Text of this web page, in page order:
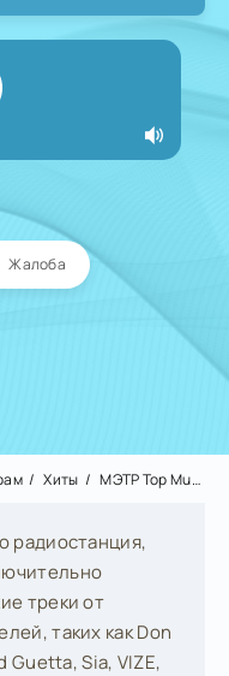
Жалоба
Хиты МЭТР Top Music
радиостанция,
треки от
таких как Don
Guetta, Sia, VIZE,